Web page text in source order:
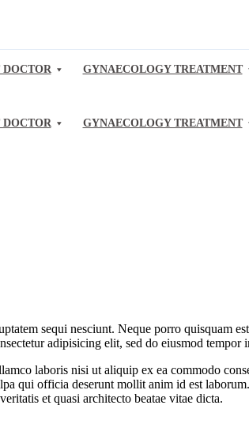
DOCTOR GYNAECOLOGY TREATMENT
DOCTOR GYNAECOLOGY TREATMENT
sequi nesciunt. Neque porro quisquam
adipisicing elit, sed do eiusmod
laboris nisi ut aliquip ex ea commodo
qui officia deserunt mollit anim id est
et quasi architecto beatae vitae dicta.